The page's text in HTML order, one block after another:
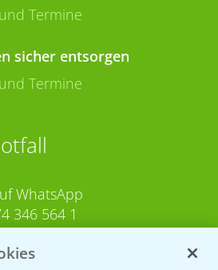
Termine
sicher entsorgen
Termine
WhatsApp
346 564 1